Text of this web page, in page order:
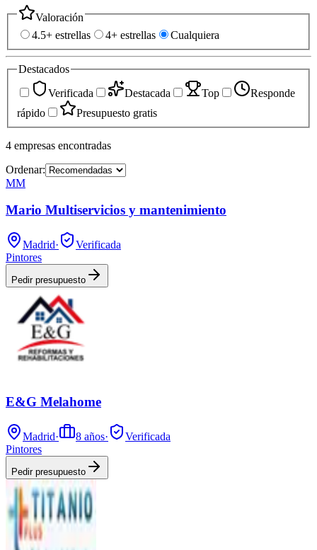
Valoración
4.5+ estrellas
4+ estrellas Cualquiera
Destacados
Verificada
Destacada Top
Responde
rápido
Presupuesto gratis
4 empresas encontradas
Ordenar:
MM
Mario Multiservicios y mantenimiento
Madrid·
Verificada
Pintores
Pedir presupuesto
E&G Melahome
Madrid· 8 años·
Verificada
Pintores
Pedir presupuesto